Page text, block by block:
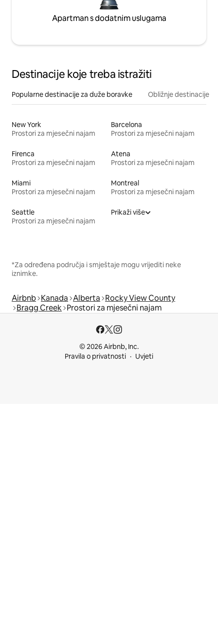
Apartman s dodatnim uslugama
Destinacije koje treba istražiti
Popularne destinacije za duže boravke Obližnje destinacije
New York
Prostori za mjesečni najam
Barcelona
Prostori za mjesečni najam
Firenca
Prostori za mjesečni najam
Atena
Prostori za mjesečni najam
Miami
Prostori za mjesečni najam
Montreal
Prostori za mjesečni najam
Seattle
Prostori za mjesečni najam
Prikaži više
*Za određena područja i smještaje mogu vrijediti neke
iznimke.
Airbnb Kanada Alberta Rocky View County
Bragg Creek Prostori za mjesečni najam
© 2026 Airbnb, Inc.
Pravila o privatnosti
Uvjeti